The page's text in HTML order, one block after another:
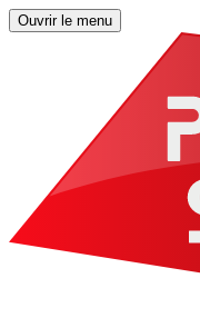
Ouvrir le menu